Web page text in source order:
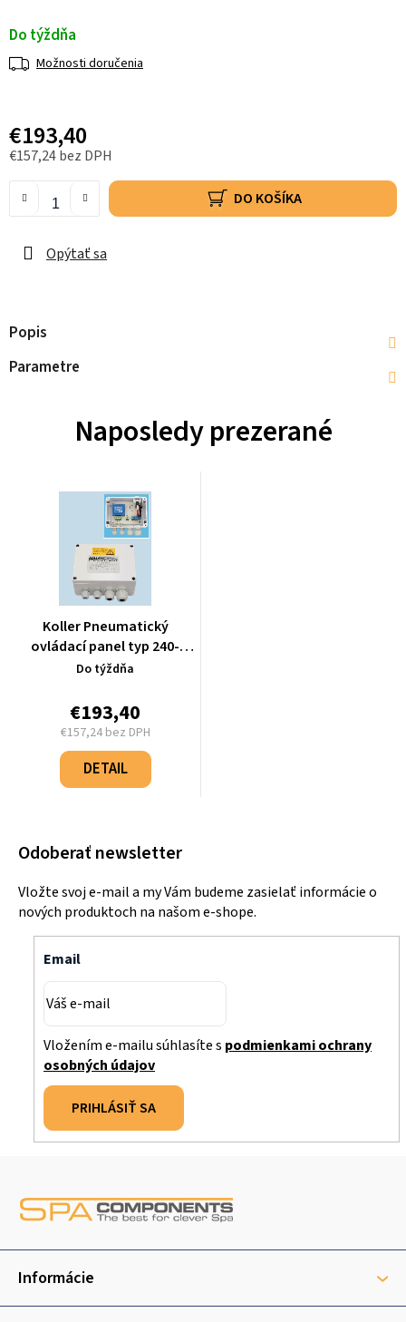
Do týždňa
Možnosti doručenia
€193,40
€157,24 bez DPH
DO KOŠÍKA
Opýtať sa
Popis
Parametre
Naposledy prezerané
Koller Pneumatický
ovládací panel typ 240-
7111B
Do týždňa
€193,40
€157,24 bez DPH
Jednotková
cena:
DETAIL
Odoberať newsletter
Vložte svoj e-mail a my Vám budeme zasielať informácie o
nových produktoch na našom e-shope.
Email
Vložením e-mailu súhlasíte s podmienkami ochrany
osobných údajov
PRIHLÁSIŤ SA
ä
i
Informácie